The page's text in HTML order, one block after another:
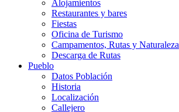
Alojamientos
Restaurantes y bares
Fiestas
Oficina de Turismo
Campamentos, Rutas y Naturaleza
Descarga de Rutas
Pueblo
Datos Población
Historia
Localización
Callejero